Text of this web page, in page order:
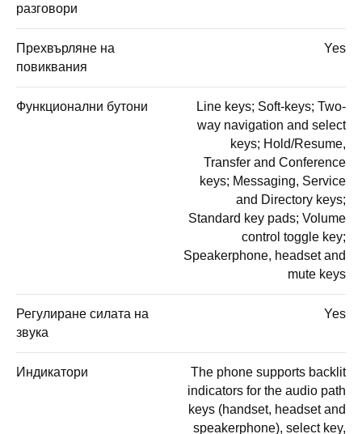
разговори
Прехвърляне на
повиквания
Yes
Функционални бутони
Line keys; Soft-keys; Two-
way navigation and select
keys; Hold/Resume,
Transfer and Conference
keys; Messaging, Service
and Directory keys;
Standard key pads; Volume
control toggle key;
Speakerphone, headset and
mute keys
Регулиране силата на
звука
Yes
Индикатори
The phone supports backlit
indicators for the audio path
keys (handset, headset and
speakerphone), select key,